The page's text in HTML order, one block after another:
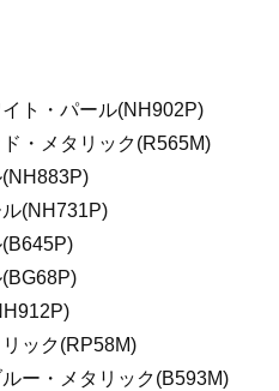
ト・パール(NH902P)
・メタリック(R565M)
(NH731P)
ック(RP58M)
ー・メタリック(B593M)